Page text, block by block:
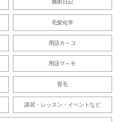
施術日記
毛髪化学
用語カ～コ
用語マ～モ
育毛
講習・レッスン・イベントなど